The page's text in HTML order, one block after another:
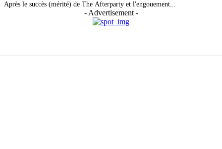
Après le succès (mérité) de The Afterparty et l'engouement...
- Advertisement -